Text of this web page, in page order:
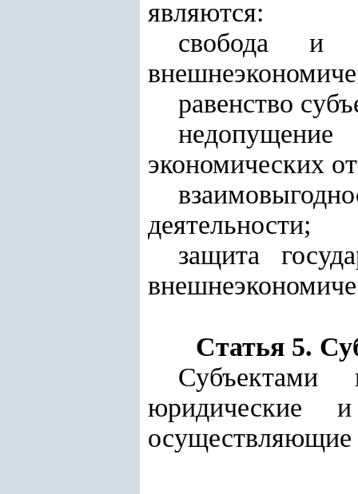
являются:
свобода и
равенство
экономических
деятельности;
защита
Статья 5.
Субъектами
юридические
осуществляющие